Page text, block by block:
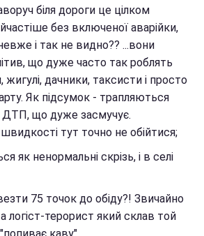
біля дороги це цілком
без включеної аварійки,
і так не видно?? ...вони
що дуже часто так роблять
жигулі, дачники, таксисти і просто
Як підсумок - трапляються
ДТП, що дуже засмучує.
тут точно не обійтися;
як ненормальні скрізь, і в селі
75 точок до обіду?! Звичайно
логіст-терорист який склав той